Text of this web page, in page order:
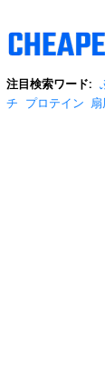
注目検索ワード:
チ プロテイン